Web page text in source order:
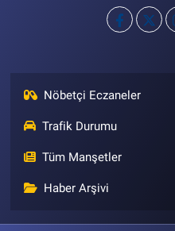
Nöbetçi Eczaneler
Trafik Durumu
Tüm Manşetler
Haber Arşivi